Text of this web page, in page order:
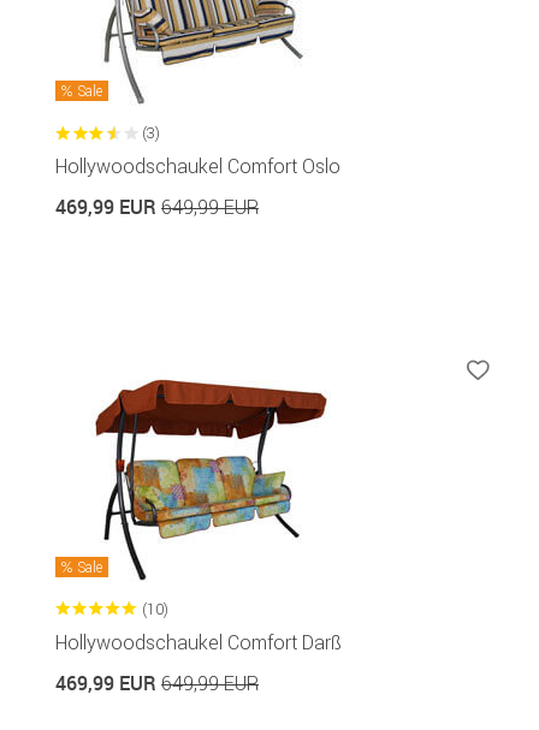
Sale
(3)
Hollywoodschaukel Comfort Oslo
469,99 EUR 649,99 EUR
Sale
(10)
Hollywoodschaukel Comfort Darß
469,99 EUR 649,99 EUR